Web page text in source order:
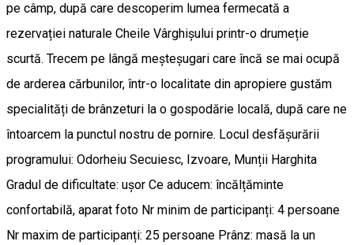
pe câmp, după care descoperim lumea fermecată a
rezervației naturale Cheile Vârghișului printr-o drumeție
scurtă. Trecem pe lângă meșteșugari care încă se mai ocupă
de arderea cărbunilor, într-o localitate din apropiere gustăm
specialități de brânzeturi la o gospodărie locală, după care ne
întoarcem la punctul nostru de pornire. Locul desfășurării
programului: Odorheiu Secuiesc, Izvoare, Munții Harghita
Gradul de dificultate: ușor Ce aducem: încălțăminte
confortabilă, aparat foto Nr minim de participanți: 4 persoane
Nr maxim de participanți: 25 persoane Prânz: masă la un